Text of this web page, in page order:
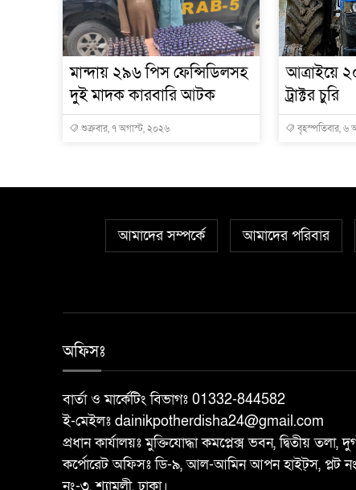
মান্দায় ২৯৬ পিস ফেন্সিডিলসহ
দুই মাদক কারবারি আটক
শুক্রবার, ৭ অগাস্ট, ২০২৬
আত্রাইয়ে
ট্রাক্টর চুরি
বৃহস্পতিবার, ৬
আমাদের সম্পর্কে আমাদের পরিবার
অফিসঃ
বার্তা ও মার্কেটিং বিভাগঃ 01332-844582
ই-মেইলঃ dainikpotherdisha24@gmail.com
প্রধান কার্যালয়ঃ মুক্তিযোদ্ধা কমপ্লেক্স ভবন, দ্বিতীয় তলা,
কর্পোরেট অফিসঃ ডি-৯, আল-আমিন আপন হাইট্স, প্লট
নং-৩, শ্যামলী, ঢাকা।